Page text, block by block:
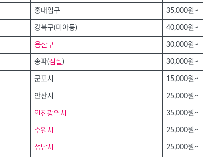
홍대입구 35,000원~
강북구(미아동) 40,000원~
용산구 30,000원~
송파(잠실) 30,000원~
군포시 15,000원~
안산시 25,000원~
인천광역시 35,000원~
수원시 25,000원~
성남시 25,000원~